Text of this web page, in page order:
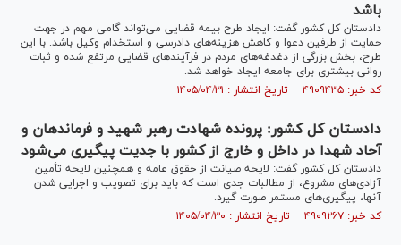
باشد
دادستان کل کشور گفت: ایجاد طرح بیمه قضایی می‌تواند گامی مهم در جهت
حمایت از طرفین دعوا و کاهش هزینه‌های دادرسی و استخدام وکیل باشد. با این
طرح، بخش بزرگی از دغدغه‌های مردم در فرآیند‌های قضایی مرتفع شده و ثبات
روانی بیشتری برای جامعه ایجاد خواهد شد.
کد خبر: ۴۹۰۹۴۳۵ تاریخ انتشار : ۱۴۰۵/۰۴/۳۱
دادستان کل کشور: پرونده شهادت رهبر شهید و فرماندهان و
آحاد شهدا در داخل و خارج از کشور با جدیت پیگیری می‌شود
دادستان کل کشور گفت: لایحه صیانت از حقوق عامه و همچنین لایحه تأمین
آزادی‌های مشروع، از مطالبات جدی است که باید برای تصویب و اجرایی شدن
آنها، پیگیری‌های مستمر صورت گیرد.
کد خبر: ۴۹۰۹۲۶۷ تاریخ انتشار : ۱۴۰۵/۰۴/۳۰